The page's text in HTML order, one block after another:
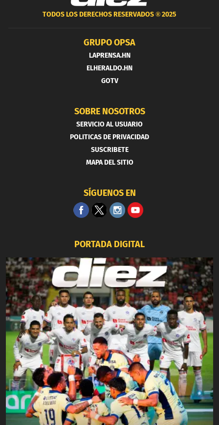
TODOS LOS DERECHOS RESERVADOS ®2025
GRUPO OPSA
LAPRENSA.HN
ELHERALDO.HN
GOTV
SOBRE NOSOTROS
SERVICIO AL USUARIO
POLITICAS DE PRIVACIDAD
SUSCRIBETE
MAPA DEL SITIO
SÍGUENOS EN
PORTADA DIGITAL